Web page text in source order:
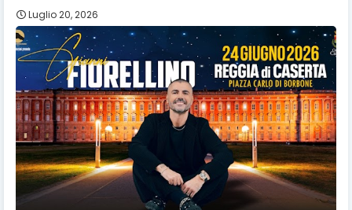
Luglio 20, 2026